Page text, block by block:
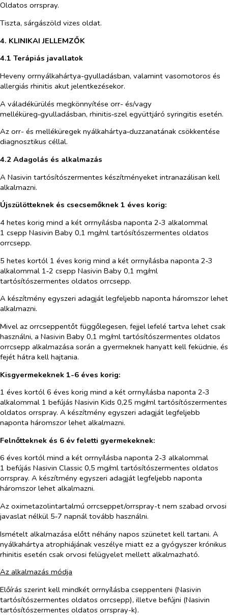
Oldatos orrspray.
Tiszta, sárgászöld vizes oldat.
4. KLINIKAI JELLEMZŐK
4.1 Terápiás javallatok
Heveny orrnyálkahártya-gyulladásban, valamint vasomotoros és
allergiás rhinitis akut jelentkezésekor.
A váladékürülés megkönnyítése orr- és/vagy
melléküreg‑gyulladásban, rhinitis‑szel együttjáró syringitis esetén.
Az orr- és melléküregek nyálkahártya‑duzzanatának csökkentése
diagnosztikus céllal.
4.2 Adagolás és alkalmazás
A Nasivin tartósítószermentes készítményeket intranazálisan kell
alkalmazni.
Újszülötteknek és csecsemőknek 1 éves korig:
4 hetes korig mind a két orrnyílásba naponta 2‑3 alkalommal
1 csepp Nasivin Baby 0,1 mg/ml tartósítószermentes oldatos
orrcsepp.
5 hetes kortól 1 éves korig mind a két orrnyílásba naponta 2‑3
alkalommal 1‑2 csepp Nasivin Baby 0,1 mg/ml
tartósítószermentes oldatos orrcsepp.
A készítmény egyszeri adagját legfeljebb naponta háromszor lehet
alkalmazni.
Mivel az orrcseppentőt függőlegesen, fejjel lefelé tartva lehet csak
használni, a Nasivin Baby 0,1 mg/ml tartósítószermentes oldatos
orrcsepp alkalmazása során a gyermeknek hanyatt kell feküdnie, és
fejét hátra kell hajtania.
Kisgyermekeknek 1-6 éves korig:
1 éves kortól 6 éves korig mind a két orrnyílásba naponta 2‑3
alkalommal 1 befújás Nasivin Kids 0,25 mg/ml tartósítószermentes
oldatos orrspray. A készítmény egyszeri adagját legfeljebb
naponta háromszor lehet alkalmazni.
Felnőtteknek és 6 év feletti gyermekeknek:
6 éves kortól mind a két orrnyílásba naponta 2‑3 alkalommal
1 befújás Nasivin Classic 0,5 mg/ml tartósítószermentes oldatos
orrspray. A készítmény egyszeri adagját legfeljebb naponta
háromszor lehet alkalmazni.
Az oximetazolintartalmú orrcseppet/orrspray-t nem szabad orvosi
javaslat nélkül 5‑7 napnál tovább használni.
Ismételt alkalmazása előtt néhány napos szünetet kell tartani. A
nyálkahártya atrophiájának veszélye miatt ez a gyógyszer krónikus
rhinitis esetén csak orvosi felügyelet mellett alkalmazható.
Az alkalmazás módja
Előírás szerint kell mindkét orrnyílásba cseppenteni (Nasivin
tartósítószermentes oldatos orrcsepp), illetve befújni (Nasivin
tartósítószermentes oldatos orrspray-k).